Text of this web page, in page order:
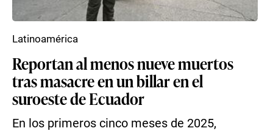
Reportan al menos nueve muertos
tras masacre en un billar en el
suroeste de Ecuador
En los primeros cinco meses de 2025,
Latinoamérica